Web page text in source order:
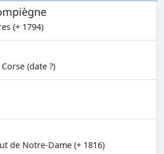
(+ 1794)
(date ?)
de Notre-Dame (+ 1816)